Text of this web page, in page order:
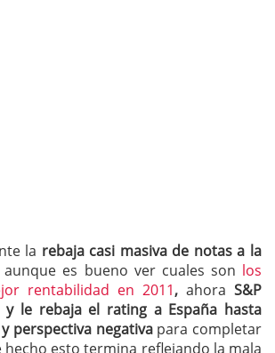
la rebaja casi masiva de notas a la
aunque es bueno ver cuales son los
rentabilidad en 2011, ahora S&P
le rebaja el rating a España hasta
perspectiva negativa para completar
hecho esto termina reflejando la mala